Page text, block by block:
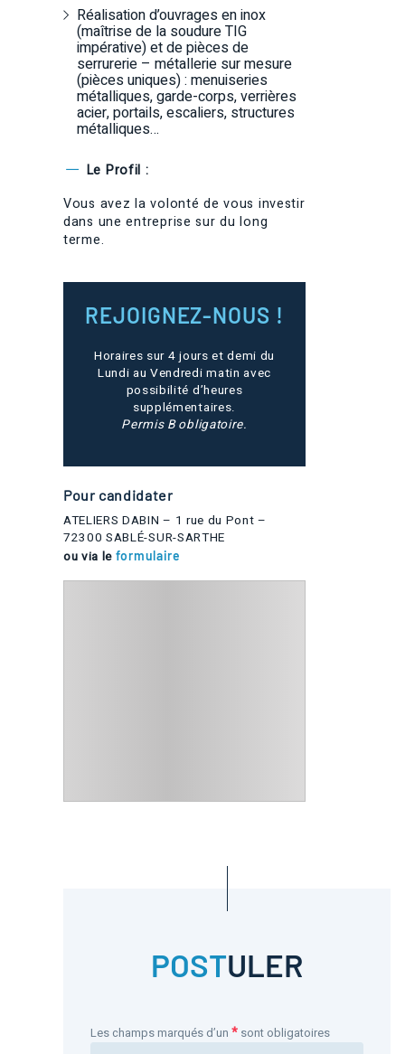
Réalisation d’ouvrages en inox
(maîtrise de la soudure TIG
impérative) et de pièces de
serrurerie – métallerie sur mesure
(pièces uniques) : menuiseries
métalliques, garde-corps, verrières
acier, portails, escaliers, structures
métalliques…
Le Profil :
Vous avez la volonté de vous investir
dans une entreprise sur du long
terme.
REJOIGNEZ-NOUS !
Horaires sur 4 jours et demi du
Lundi au Vendredi matin avec
possibilité d’heures
supplémentaires.
Permis B obligatoire.
Pour candidater
ATELIERS DABIN – 1 rue du Pont –
72300 SABLÉ-SUR-SARTHE
ou via le formulaire
POSTULER
Les champs marqués d’un * sont obligatoires